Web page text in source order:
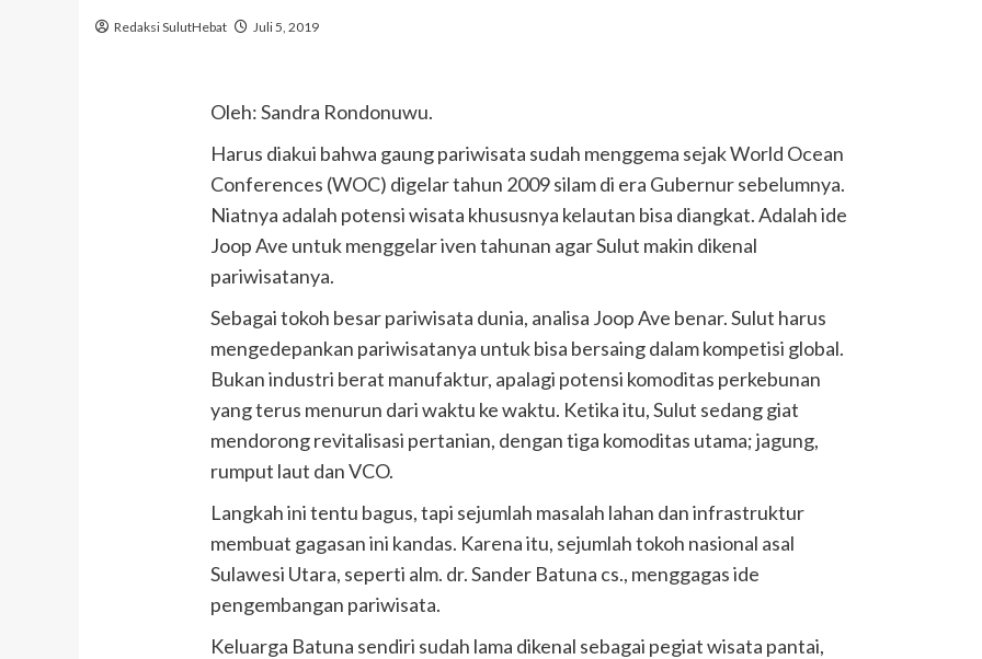
Redaksi SulutHebat Juli 5, 2019
Oleh: Sandra Rondonuwu.
Harus diakui bahwa gaung pariwisata sudah menggema sejak World Ocean
Conferences (WOC) digelar tahun 2009 silam di era Gubernur sebelumnya.
Niatnya adalah potensi wisata khususnya kelautan bisa diangkat. Adalah ide
Joop Ave untuk menggelar iven tahunan agar Sulut makin dikenal
pariwisatanya.
Sebagai tokoh besar pariwisata dunia, analisa Joop Ave benar. Sulut harus
mengedepankan pariwisatanya untuk bisa bersaing dalam kompetisi global.
Bukan industri berat manufaktur, apalagi potensi komoditas perkebunan
yang terus menurun dari waktu ke waktu. Ketika itu, Sulut sedang giat
mendorong revitalisasi pertanian, dengan tiga komoditas utama; jagung,
rumput laut dan VCO.
Langkah ini tentu bagus, tapi sejumlah masalah lahan dan infrastruktur
membuat gagasan ini kandas. Karena itu, sejumlah tokoh nasional asal
Sulawesi Utara, seperti alm. dr. Sander Batuna cs., menggagas ide
pengembangan pariwisata.
Keluarga Batuna sendiri sudah lama dikenal sebagai pegiat wisata pantai,